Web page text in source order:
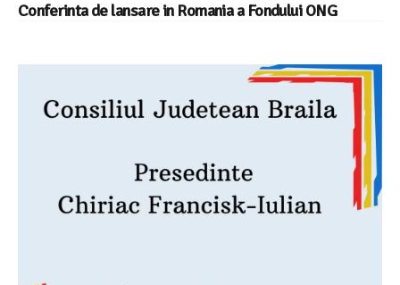
Conferinta de lansare in Romania a Fondului ONG